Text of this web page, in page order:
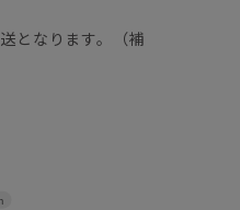
となります。（補